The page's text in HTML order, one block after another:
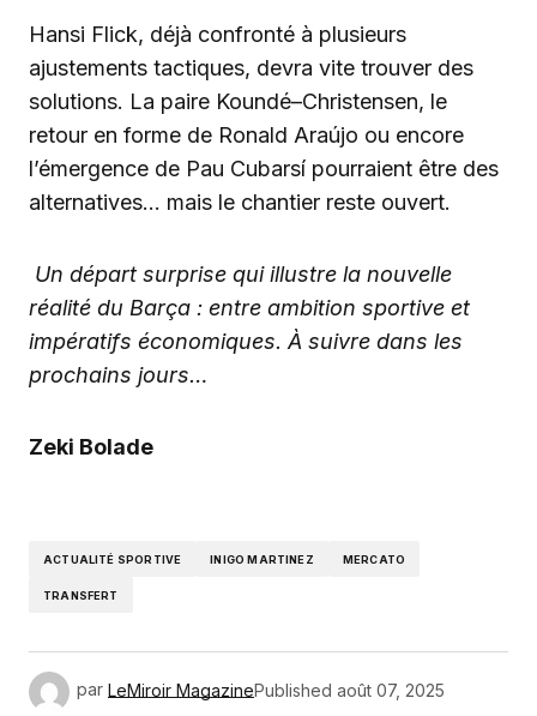
Hansi Flick, déjà confronté à plusieurs
ajustements tactiques, devra vite trouver des
solutions. La paire Koundé–Christensen, le
retour en forme de Ronald Araújo ou encore
l’émergence de Pau Cubarsí pourraient être des
alternatives… mais le chantier reste ouvert.
Un départ surprise qui illustre la nouvelle
réalité du Barça : entre ambition sportive et
impératifs économiques. À suivre dans les
prochains jours…
Zeki Bolade
ACTUALITÉ SPORTIVE INIGO MARTINEZ MERCATO
TRANSFERT
par LeMiroir MagazinePublished août 07, 2025